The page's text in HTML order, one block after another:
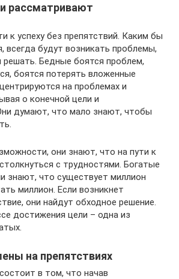
рассматривают
к успеху без препятствий. Каким бы
всегда будут возникать проблемы,
Бедные боятся проблем,
боятся потерять вложенные
на проблемах и
о конечной цели и
думают, что мало знают, чтобы
они знают, что на пути к
с трудностями. Богатые
знают, что существует миллион
миллион. Если возникнет
они найдут обходное решение.
достижения цели – одна из
на препятствиях
в том, что начав